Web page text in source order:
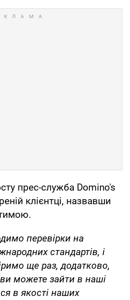
прес-служба Domino's
клієнтці, назвавши
перевірки на
стандартів, і
ще раз, додатково,
можете зайти в наші
в якості наших